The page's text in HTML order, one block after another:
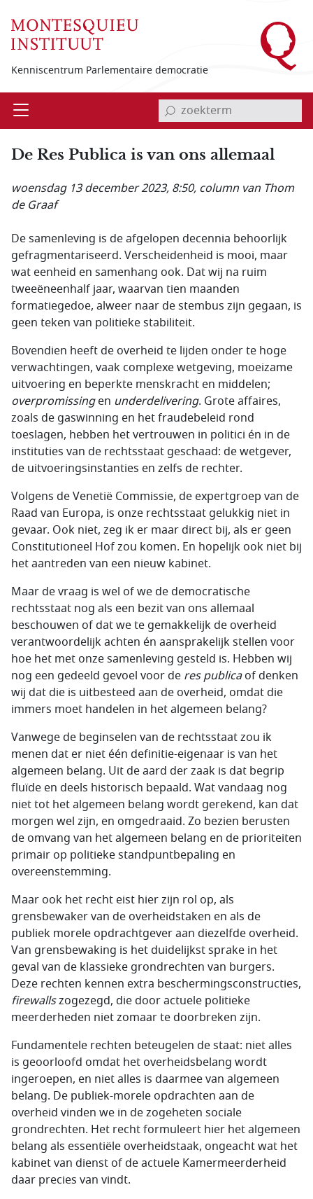
Kenniscentrum Parlementaire democratie
Open invoerveld zoekterm
De Res Publica is van ons allemaal
woensdag 13 december 2023, 8:50, column van Thom
de Graaf
De samenleving is de afgelopen decennia behoorlijk
gefragmentariseerd. Verscheidenheid is mooi, maar
wat eenheid en samenhang ook. Dat wij na ruim
tweeëneenhalf jaar, waarvan tien maanden
formatiegedoe, alweer naar de stembus zijn gegaan, is
geen teken van politieke stabiliteit.
Bovendien heeft de overheid te lijden onder te hoge
verwachtingen, vaak complexe wetgeving, moeizame
uitvoering en beperkte menskracht en middelen;
overpromissingen underdelivering. Grote affaires,
zoals de gaswinning en het fraudebeleid rond
toeslagen, hebben het vertrouwen in politici én in de
instituties van de rechtsstaat geschaad: de wetgever,
de uitvoeringsinstanties en zelfs de rechter.
Volgens de Venetië Commissie, de expertgroep van de
Raad van Europa, is onze rechtsstaat gelukkig niet in
gevaar. Ook niet, zeg ik er maar direct bij, als er geen
Constitutioneel Hof zou komen. En hopelijk ook niet bij
het aantreden van een nieuw kabinet.
Maar de vraag is wel of we de democratische
rechtsstaat nog als een bezit van ons allemaal
beschouwen of dat we te gemakkelijk de overheid
verantwoordelijk achten én aansprakelijk stellen voor
hoe het met onze samenleving gesteld is. Hebben wij
nog een gedeeld gevoel voor de res publicaof denken
wij dat die is uitbesteed aan de overheid, omdat die
immers moet handelen in het algemeen belang?
Vanwege de beginselen van de rechtsstaat zou ik
menen dat er niet één definitie-eigenaar is van het
algemeen belang. Uit de aard der zaak is dat begrip
fluïde en deels historisch bepaald. Wat vandaag nog
niet tot het algemeen belang wordt gerekend, kan dat
morgen wel zijn, en omgedraaid. Zo bezien berusten
de omvang van het algemeen belang en de prioriteiten
primair op politieke standpuntbepaling en
overeenstemming.
Maar ook het recht eist hier zijn rol op, als
grensbewaker van de overheidstaken en als de
publiek morele opdrachtgever aan diezelfde overheid.
Van grensbewaking is het duidelijkst sprake in het
geval van de klassieke grondrechten van burgers.
Deze rechten kennen extra beschermingsconstructies,
firewallszogezegd, die door actuele politieke
meerderheden niet zomaar te doorbreken zijn.
Fundamentele rechten beteugelen de staat: niet alles
is geoorloofd omdat het overheidsbelang wordt
ingeroepen, en niet alles is daarmee van algemeen
belang. De publiek-morele opdrachten aan de
overheid vinden we in de zogeheten sociale
grondrechten. Het recht formuleert hier het algemeen
belang als essentiële overheidstaak, ongeacht wat het
kabinet van dienst of de actuele Kamermeerderheid
daar precies van vindt.